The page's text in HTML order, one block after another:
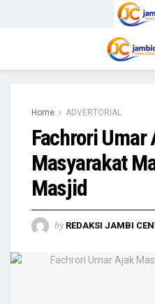
Home ADVERTORIAL
Fachrori Umar
Masyarakat
Masjid
by REDAKSI JAMBI